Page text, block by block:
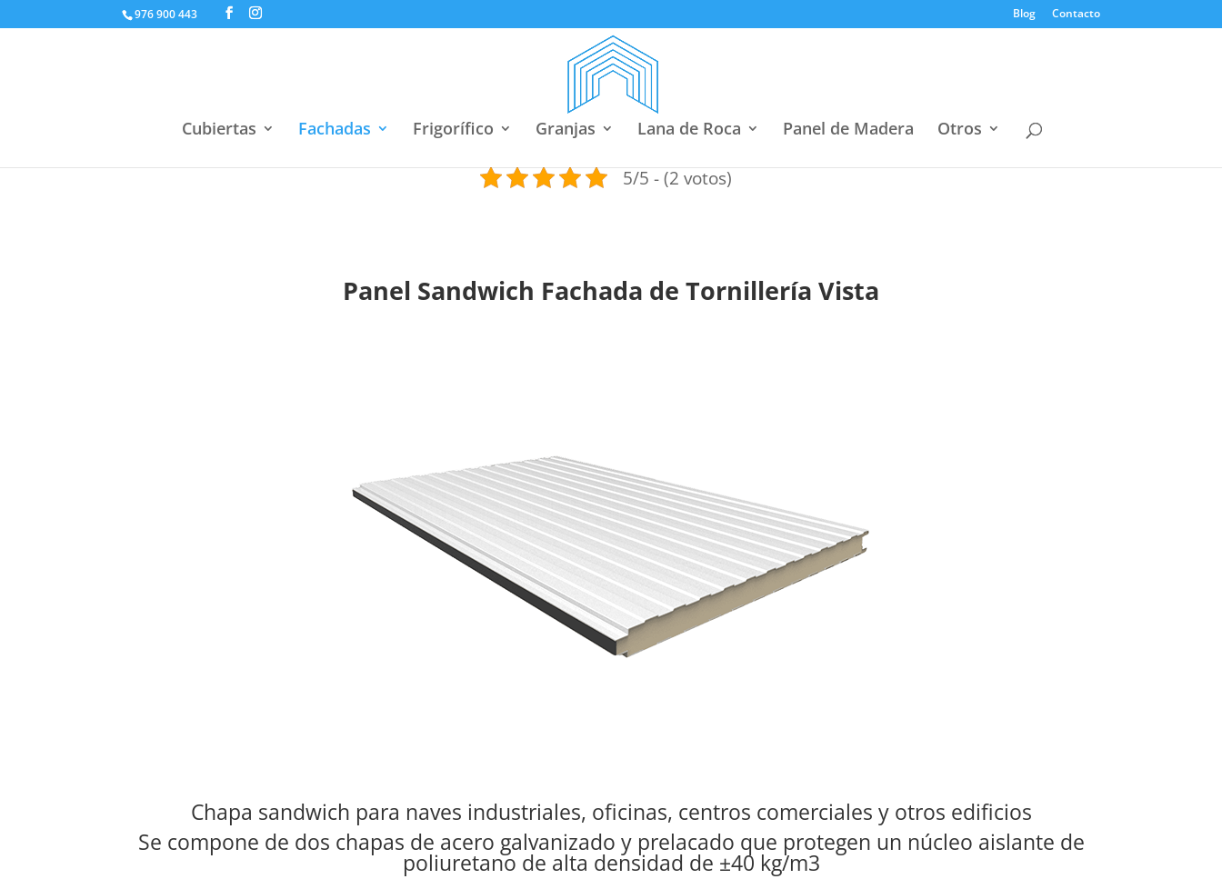
976 900 443 Blog Contacto
Cubiertas Fachadas Frigorífico Granjas Lana de Roca Panel de Madera Otros
5/5 - (2 votos)
Panel Sandwich Fachada de Tornillería Vista
Chapa sandwich para naves industriales, oficinas, centros comerciales y otros edificios
Se compone de dos chapas de acero galvanizado y prelacado que protegen un núcleo aislante de
poliuretano de alta densidad de ±40 kg/m3